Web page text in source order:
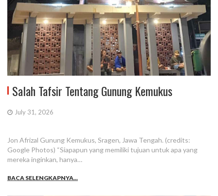
Salah Tafsir Tentang Gunung Kemukus
July 31, 2026
Jon Afrizal Gunung Kemukus, Sragen, Jawa Tengah. (credits:
Google Photos) “Siapapun yang memiliki tujuan untuk apa yang
mereka inginkan, hanya…
BACA SELENGKAPNYA...